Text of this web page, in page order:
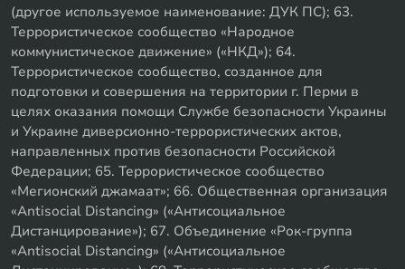
(другое используемое наименование: ДУК ПС); 63.
Террористическое сообщество «Народное
коммунистическое движение» («НКД»); 64.
Террористическое сообщество, созданное для
подготовки и совершения на территории г. Перми в
целях оказания помощи Службе безопасности Украины
и Украине диверсионно-террористических актов,
направленных против безопасности Российской
Федерации; 65. Террористическое сообщество
«Мегионский джамаат»; 66. Общественная организация
«Antisocial Distancing» («Антисоциальное
Дистанцирование»); 67. Объединение «Рок-группа
«Antisocial Distancing» («Антисоциальное